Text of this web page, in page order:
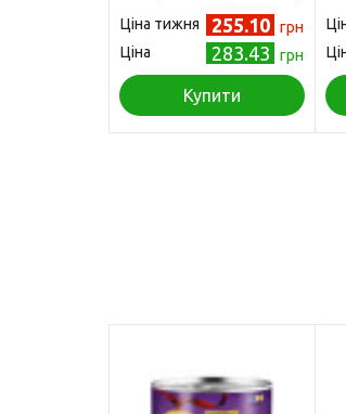
Ціна тижня 255.10 грн
Ціна
283.43 грн
Купити